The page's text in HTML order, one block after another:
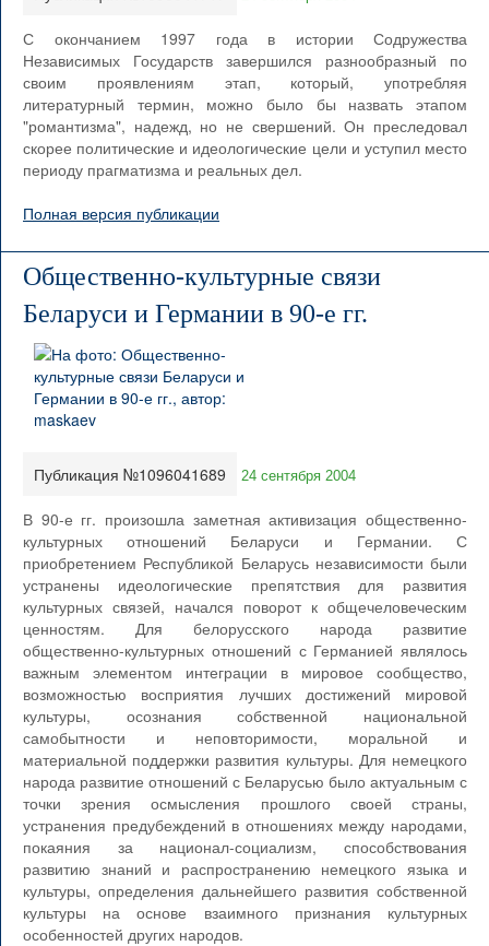
С окончанием 1997 года в истории Содружества
Независимых Государств завершился разнообразный по
своим проявлениям этап, который, употребляя
литературный термин, можно было бы назвать этапом
"романтизма", надежд, но не свершений. Он преследовал
скорее политические и идеологические цели и уступил место
периоду прагматизма и реальных дел.
Полная версия публикации
Общественно-культурные связи
Беларуси и Германии в 90-е гг.
Публикация №1096041689 24 сентября 2004
В 90-е гг. произошла заметная активизация общественно-
культурных отношений Беларуси и Германии. С
приобретением Республикой Беларусь независимости были
устранены идеологические препятствия для развития
культурных связей, начался поворот к общечеловеческим
ценностям. Для белорусского народа развитие
общественно-культурных отношений с Германией являлось
важным элементом интеграции в мировое сообщество,
возможностью восприятия лучших достижений мировой
культуры, осознания собственной национальной
самобытности и неповторимости, моральной и
материальной поддержки развития культуры. Для немецкого
народа развитие отношений с Беларусью было актуальным с
точки зрения осмысления прошлого своей страны,
устранения предубеждений в отношениях между народами,
покаяния за национал-социализм, способствования
развитию знаний и распространению немецкого языка и
культуры, определения дальнейшего развития собственной
культуры на основе взаимного признания культурных
особенностей других народов.